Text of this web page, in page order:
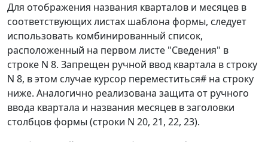
Для отображения названия кварталов и месяцев в
соответствующих листах шаблона формы, следует
использовать комбинированный список,
расположенный на первом листе "Сведения" в
строке N 8. Запрещен ручной ввод квартала в строку
N 8, в этом случае курсор переместиться# на строку
ниже. Аналогично реализована защита от ручного
ввода квартала и названия месяцев в заголовки
столбцов формы (строки N 20, 21, 22, 23).